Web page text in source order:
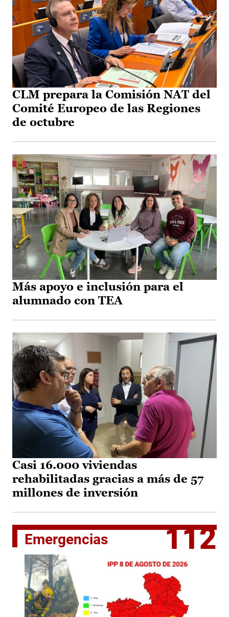
CLM prepara la Comisión NAT del
Comité Europeo de las Regiones
de octubre
Más apoyo e inclusión para el
alumnado con TEA
Casi 16.000 viviendas
rehabilitadas gracias a más de 57
millones de inversión
Emergencias 112